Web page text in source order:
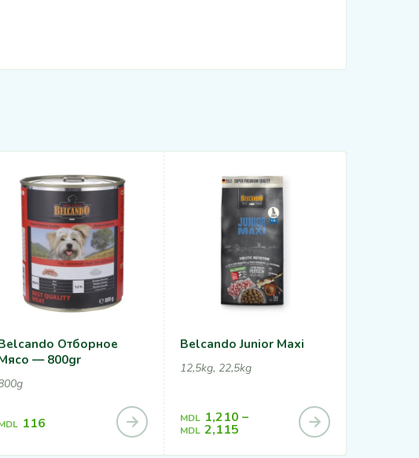
Отборное
— 800gr
116
Belcando Junior Maxi
12,5kg, 22,5kg
MDL 1,210 –
MDL 2,115